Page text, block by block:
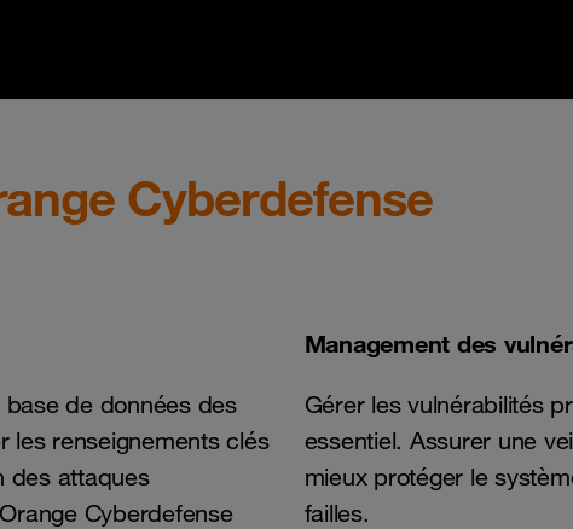
Cyberdefense
de données des
les renseignements clés
des attaques
Cyberdefense
Management des
Gérer les vulnérabilités
essentiel. Assurer une
mieux protéger le
failles.